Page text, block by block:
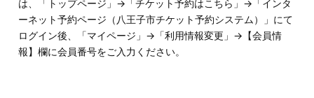
は、「トップページ」→「チケット予約はこちら」→「インタ
ーネット予約ページ（八王子市チケット予約システム）」にて
ログイン後、「マイページ」→「利用情報変更」→【会員情
報】欄に会員番号をご入力ください。